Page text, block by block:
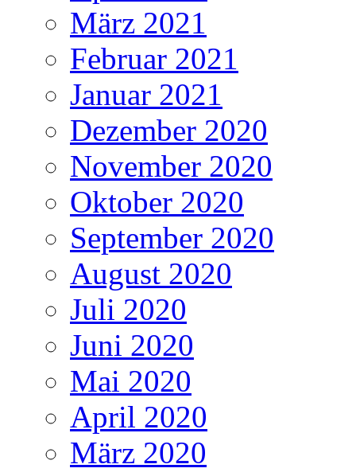
März 2021
Februar 2021
Januar 2021
Dezember 2020
November 2020
Oktober 2020
September 2020
August 2020
Juli 2020
Juni 2020
Mai 2020
April 2020
März 2020